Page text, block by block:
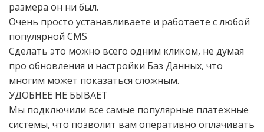
размера он ни был.
Очень просто устанавливаете и работаете с любой
популярной CMS
Сделать это можно всего одним кликом, не думая
про обновления и настройки Баз Данных, что
многим может показаться сложным.
УДОБНЕЕ НЕ БЫВАЕТ
Мы подключили все самые популярные платежные
системы, что позволит вам оперативно оплачивать